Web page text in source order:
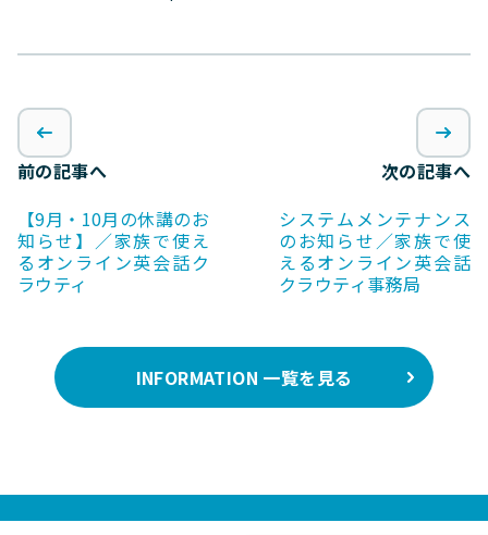
前の記事へ
【9月・10月の休講のお
知らせ】／家族で使え
るオンライン英会話ク
ラウティ
次の記事へ
システムメンテナンス
のお知らせ／家族で使
えるオンライン英会話
クラウティ事務局
INFORMATION 一覧を見る